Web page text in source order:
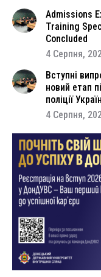
Admissions
Training
Concluded
4 Серпня,
Вступні
новий етап
поліції
4 Серпня,